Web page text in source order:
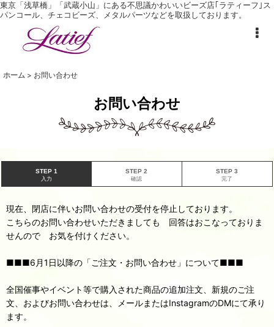
東京「浅草橋」「武蔵小山」にある不思議かわいいビーズ店｢ラティーフ｣ ス
パンコール、チェコビーズ、メタルパーツなどを取扱しております。
ホーム > お問い合わせ
お問い合わせ
STEP 1
入力
STEP 2
確認
STEP 3
完了
現在、閉店に伴いお問い合わせの受付を停止しております。
こちらのお問い合わせいただきましても 回答はおこなっておりま
せんので お気を付けください。
■■■6月1日以降の「ご注文・お問い合わせ」について■■■
全国催事やイベント等で購入された商品の追加注文、新規のご注
文、およびお問い合わせは、メールまたはInstagramのDMにて承り
ます。